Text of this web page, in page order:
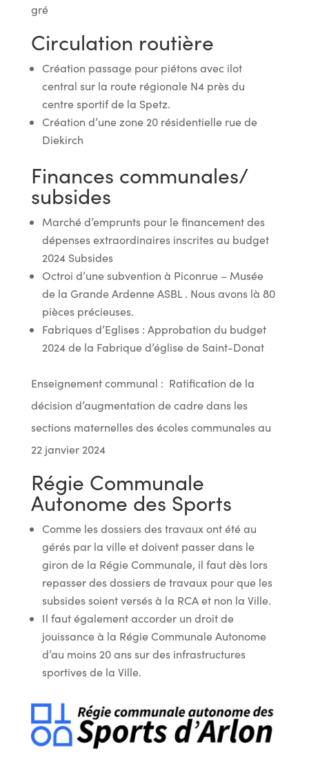
gré
Circulation routière
Création passage pour piétons avec ilot
central sur la route régionale N4 près du
centre sportif de la Spetz.
Création d’une zone 20 résidentielle rue de
Diekirch
Finances communales/
subsides
Marché d’emprunts pour le financement des
dépenses extraordinaires inscrites au budget
2024 Subsides
Octroi d’une subvention à Piconrue – Musée
de la Grande Ardenne ASBL . Nous avons là 80
pièces précieuses.
Fabriques d’Eglises : Approbation du budget
2024 de la Fabrique d’église de Saint-Donat
Enseignement communal : Ratification de la
décision d’augmentation de cadre dans les
sections maternelles des écoles communales au
22 janvier 2024
Régie Communale
Autonome des Sports
Comme les dossiers des travaux ont été au
gérés par la ville et doivent passer dans le
giron de la Régie Communale, il faut dès lors
repasser des dossiers de travaux pour que les
subsides soient versés à la RCA et non la Ville.
Il faut également accorder un droit de
jouissance à la Régie Communale Autonome
d’au moins 20 ans sur des infrastructures
sportives de la Ville.